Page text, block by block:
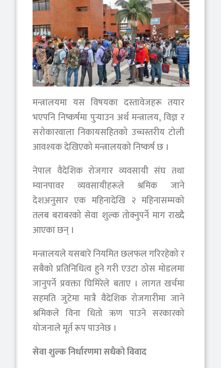
मन्त्रालयमा यस विषयका दस्तावेजहरू तयार
भएपनि निष्कर्षमा पुर्‍याउन अर्थ मन्त्रालय, विज्ञ र
सरोकारवाला निकायसहितको उच्चस्तरीय टोली
आवश्यक देखिएको मन्त्रालयको निष्कर्ष छ ।
नेपाल वैदेशिक रोजगार व्यवसायी संघ तथा
म्यानपावर व्यवसायीहरूले श्रमिक जाने
देशअनुसार एक महिनादेखि २ महिनासम्मको
तलब बराबरको सेवा शुल्क तोक्नुपर्ने माग राख्दै
आएका छन् ।
मन्त्रालयले यसबारे नियमित छलफल गरिरहेको र
सबैको प्रतिनिधित्व हुने गरी एउटा ठोस मोडलमा
जानुपर्ने प्रवक्ता घिमिरेले बताए । लागत खर्चमा
सहमति जुटेमा मात्रै वैदेशिक रोजगारीमा जाने
श्रमिकले विना धितो ऋण पाउने सरकारको
योजनाले मूर्त रूप पाउनेछ ।
सेवा शुल्क निर्धारणमा सधैको विवाद